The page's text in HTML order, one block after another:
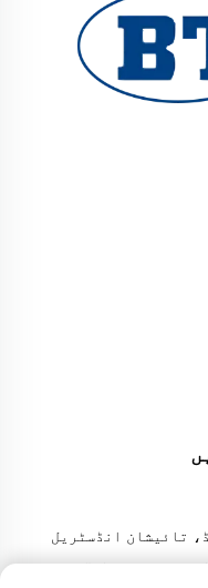
تائیشان انڈسٹریل
زھیجیانگ، چین